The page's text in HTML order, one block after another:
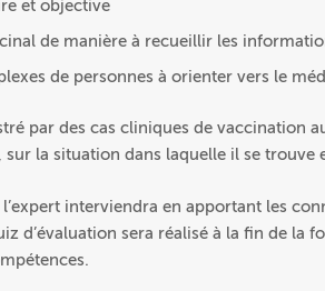
et objective
de manière à recueillir les
de personnes à orienter vers le
par des cas cliniques de vaccination
la situation dans laquelle il se trouve
l’expert interviendra en apportant les
d’évaluation sera réalisé à la fin de la